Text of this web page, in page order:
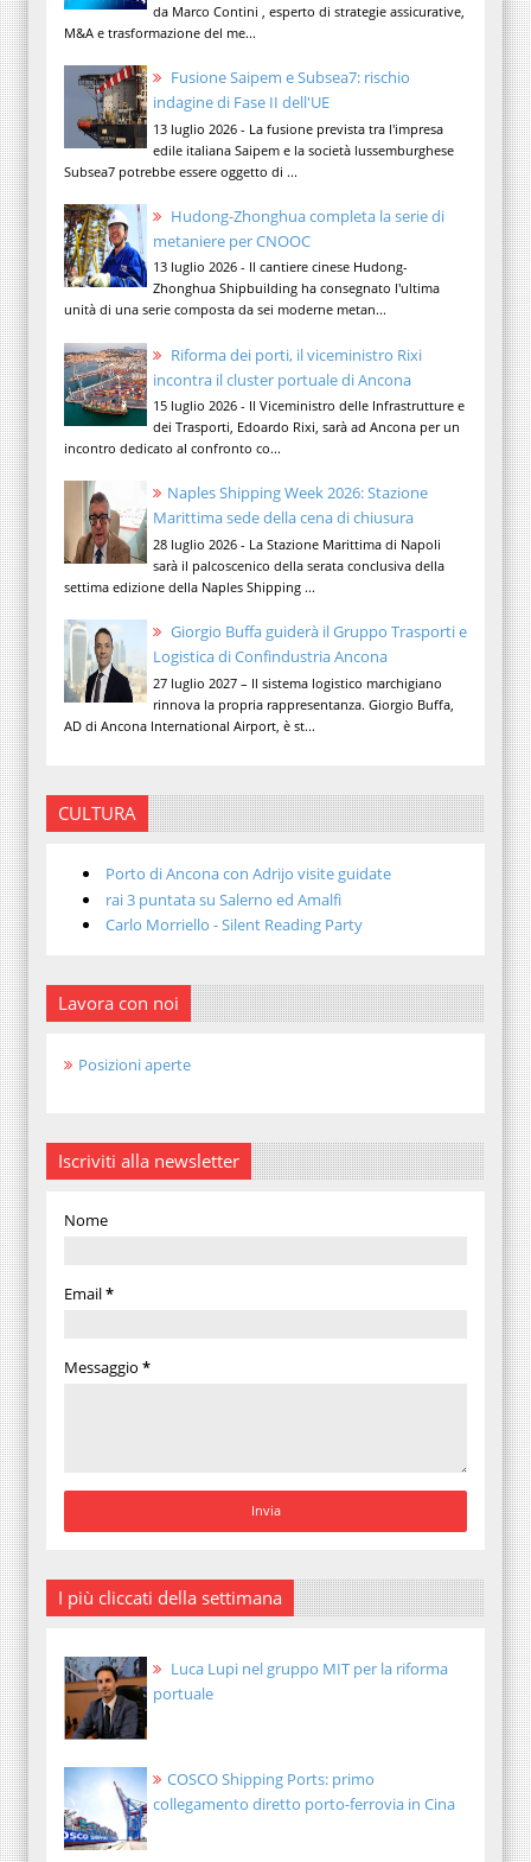
da Marco Contini , esperto di strategie assicurative,
M&A e trasformazione del me...
Fusione Saipem e Subsea7: rischio
indagine di Fase II dell'UE
13 luglio 2026 - La fusione prevista tra l'impresa
edile italiana Saipem e la società lussemburghese
Subsea7 potrebbe essere oggetto di ...
Hudong-Zhonghua completa la serie di
metaniere per CNOOC
13 luglio 2026 - Il cantiere cinese Hudong-
Zhonghua Shipbuilding ha consegnato l'ultima
unità di una serie composta da sei moderne metan...
Riforma dei porti, il viceministro Rixi
incontra il cluster portuale di Ancona
15 luglio 2026 - Il Viceministro delle Infrastrutture e
dei Trasporti, Edoardo Rixi, sarà ad Ancona per un
incontro dedicato al confronto co...
Naples Shipping Week 2026: Stazione
Marittima sede della cena di chiusura
28 luglio 2026 - La Stazione Marittima di Napoli
sarà il palcoscenico della serata conclusiva della
settima edizione della Naples Shipping ...
Giorgio Buffa guiderà il Gruppo Trasporti e
Logistica di Confindustria Ancona
27 luglio 2027 – Il sistema logistico marchigiano
rinnova la propria rappresentanza. Giorgio Buffa,
AD di Ancona International Airport, è st...
CULTURA
Porto di Ancona con Adrijo visite guidate
rai 3 puntata su Salerno ed Amalfi
Carlo Morriello - Silent Reading Party
Lavora con noi
Posizioni aperte
Iscriviti alla newsletter
Nome
Email*
Messaggio *
I più cliccati della settimana
Luca Lupi nel gruppo MIT per la riforma
portuale
COSCO Shipping Ports: primo
collegamento diretto porto-ferrovia in Cina